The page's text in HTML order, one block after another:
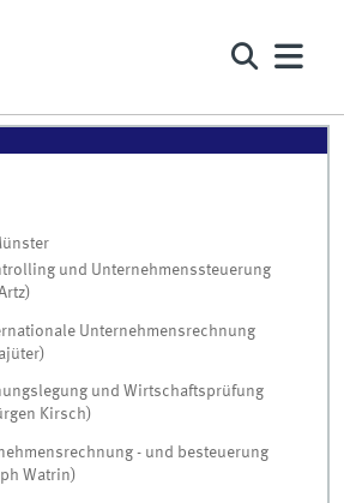
und Unternehmenssteuerung
Unternehmensrechnung
und Wirtschaftsprüfung
Kirsch)
- und besteuerung
Watrin)